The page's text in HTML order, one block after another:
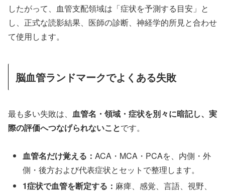
したがって、血管支配領域は「症状を予測する目安」と
し、正式な読影結果、医師の診断、神経学的所見と合わせ
て使用します。
脳血管ランドマークでよくある失敗
最も多い失敗は、 血管名・領域・症状を別々に暗記し、実
際の評価へつなげられないことです。
血管名だけ覚える：ACA・MCA・PCAを、内側・外
側・後方および代表症状とセットで整理します。
1症状で血管を断定する： 麻痺、感覚、言語、視野、